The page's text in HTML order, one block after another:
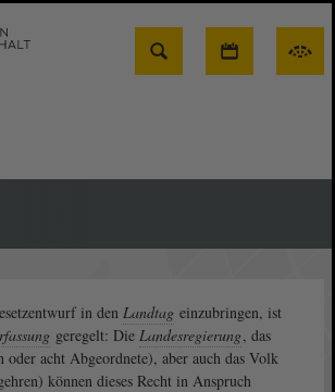
Suche
in den Landtag einzubringen, ist
geregelt: Die Landesregierung, das
acht Abgeordnete), aber auch das Volk
können dieses Recht in Anspruch